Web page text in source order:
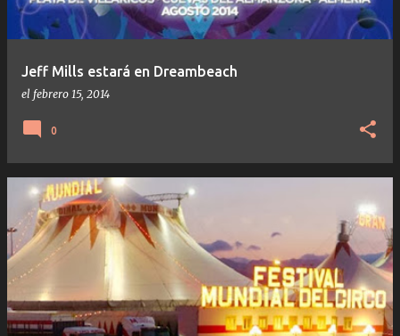
Jeff Mills estará en Dreambeach
el febrero 15, 2014
0